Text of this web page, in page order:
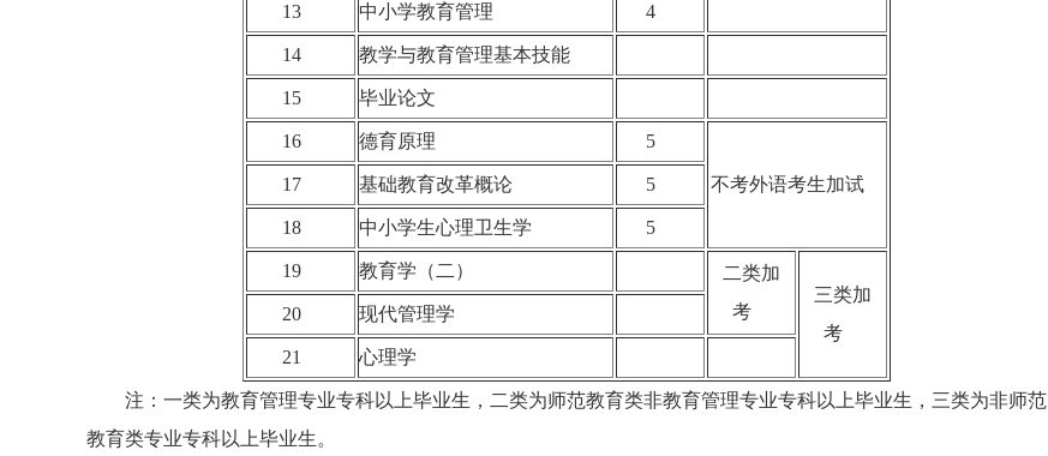
13 中小学教育管理 4
14 教学与教育管理基本技能
15 毕业论文
16 德育原理 5
不考外语考生加试
17 基础教育改革概论 5
18 中小学生心理卫生学 5
19 教育学（二）
二类加
考
三类加
考
20 现代管理学
21 心理学
注：一类为教育管理专业专科以上毕业生，二类为师范教育类非教育管理专业专科以上毕业生，三类为非师范
教育类专业专科以上毕业生。